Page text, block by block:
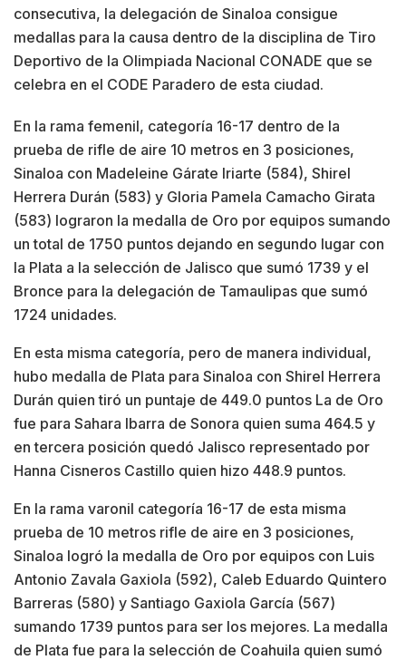
consecutiva, la delegación de Sinaloa consigue
medallas para la causa dentro de la disciplina de Tiro
Deportivo de la Olimpiada Nacional CONADE que se
celebra en el CODE Paradero de esta ciudad.
En la rama femenil, categoría 16-17 dentro de la
prueba de rifle de aire 10 metros en 3 posiciones,
Sinaloa con Madeleine Gárate Iriarte (584), Shirel
Herrera Durán (583) y Gloria Pamela Camacho Girata
(583) lograron la medalla de Oro por equipos sumando
un total de 1750 puntos dejando en segundo lugar con
la Plata a la selección de Jalisco que sumó 1739 y el
Bronce para la delegación de Tamaulipas que sumó
1724 unidades.
En esta misma categoría, pero de manera individual,
hubo medalla de Plata para Sinaloa con Shirel Herrera
Durán quien tiró un puntaje de 449.0 puntos La de Oro
fue para Sahara Ibarra de Sonora quien suma 464.5 y
en tercera posición quedó Jalisco representado por
Hanna Cisneros Castillo quien hizo 448.9 puntos.
En la rama varonil categoría 16-17 de esta misma
prueba de 10 metros rifle de aire en 3 posiciones,
Sinaloa logró la medalla de Oro por equipos con Luis
Antonio Zavala Gaxiola (592), Caleb Eduardo Quintero
Barreras (580) y Santiago Gaxiola García (567)
sumando 1739 puntos para ser los mejores. La medalla
de Plata fue para la selección de Coahuila quien sumó